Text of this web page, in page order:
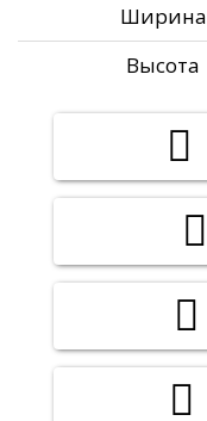
Ширина
Высота